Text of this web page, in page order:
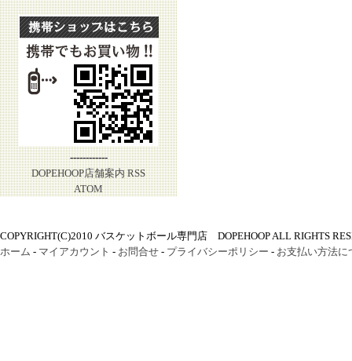
------------
DOPEHOOP店舗案内 RSS
ATOM
COPYRIGHT(C)2010 バスケットボール専門店 DOPEHOOP ALL RIGHTS
ホーム - マイアカウント - お問合せ - プライバシーポリシー - お支払い方法に